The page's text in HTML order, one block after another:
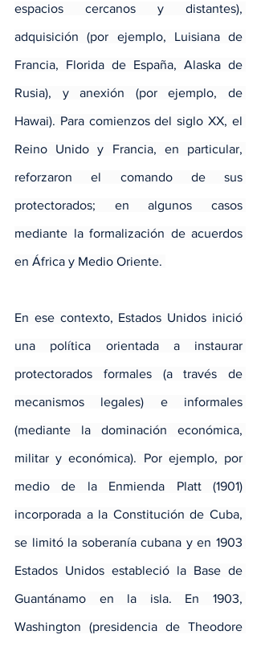
espacios cercanos y distantes),
adquisición (por ejemplo, Luisiana de
Francia, Florida de España, Alaska de
Rusia), y anexión (por ejemplo, de
Hawai). Para comienzos del siglo XX, el
Reino Unido y Francia, en particular,
reforzaron el comando de sus
protectorados; en algunos casos
mediante la formalización de acuerdos
en África y Medio Oriente.
En ese contexto, Estados Unidos inició
una política orientada a instaurar
protectorados formales (a través de
mecanismos legales) e informales
(mediante la dominación económica,
militar y económica). Por ejemplo, por
medio de la Enmienda Platt (1901)
incorporada a la Constitución de Cuba,
se limitó la soberanía cubana y en 1903
Estados Unidos estableció la Base de
Guantánamo en la isla. En 1903,
Washington (presidencia de Theodore